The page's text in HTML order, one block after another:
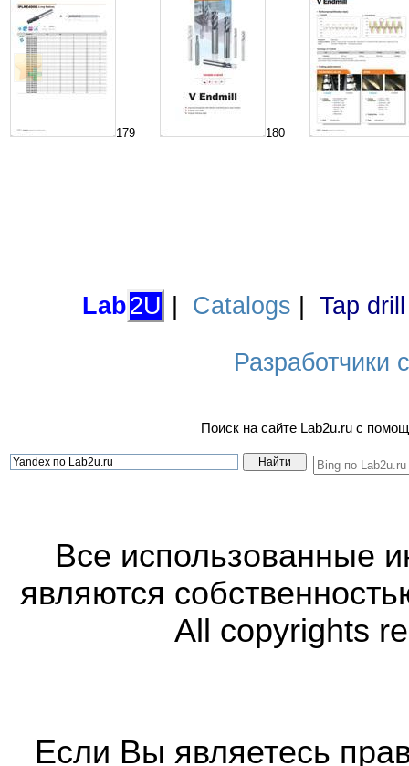
179 180
Lab2U Catalogs Tap
Разработчики
Поиск на сайте Lab2u.ru с
Все использованные
являются
All copyrights
Если Вы являетесь